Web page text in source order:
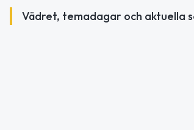
Vädret, temadagar och aktuella